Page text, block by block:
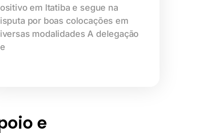
em Itatiba e segue na
por boas colocações em
modalidades A delegação
e